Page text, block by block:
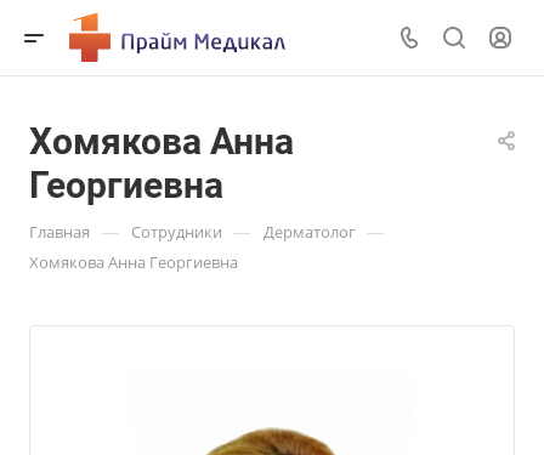
Хомякова Анна
Георгиевна
Главная — Сотрудники — Дерматолог —
Хомякова Анна Георгиевна